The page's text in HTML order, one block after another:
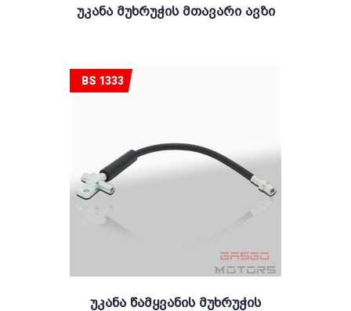
Უკანა Მუხრუჭის Მთავარი Ავზი
Უკანა Წამყვანის Მუხრუჭის
BS 1333